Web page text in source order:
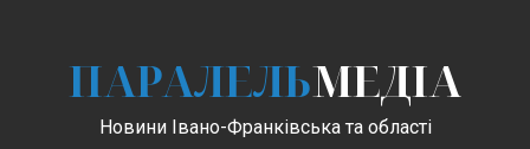
ПАРАЛЕЛЬМЕДІА
Новини Івано-Франківська та області